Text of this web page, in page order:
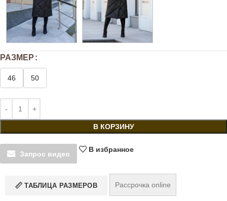
РАЗМЕР
46 50
В КОРЗИНУ
Запрос видео
В избранное
ТАБЛИЦА РАЗМЕРОВ Рассрочка online